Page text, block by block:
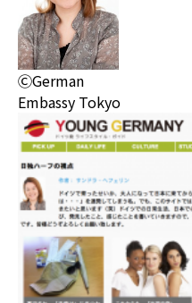
ⒸGerman
Embassy Tokyo